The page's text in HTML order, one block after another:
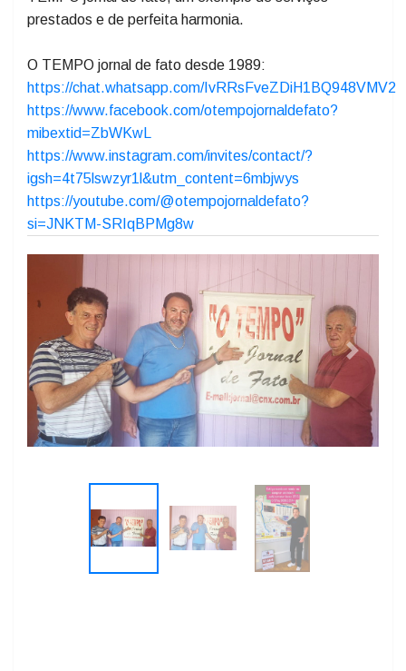
Aldo Azevedo / jornalista
TEMPO jornal de fato, um exemplo de serviços
prestados e de perfeita harmonia.
O TEMPO jornal de fato desde 1989:
https://chat.whatsapp.com/IvRRsFveZDiH1BQ948VMV2
https://www.facebook.com/otempojornaldefato?
mibextid=ZbWKwL
https://www.instagram.com/invites/contact/?
https://youtube.com/@otempojornaldefato?
si=JNKTM-SRIqBPMg8w
Previous Next